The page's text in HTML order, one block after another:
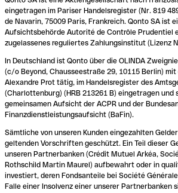
eingetragen im Pariser Handelsregister (Nr. 819
de Navarin, 75009 Paris, Frankreich. Qonto SA ist
Aufsichtsbehörde Autorité de Contrôle Prudentiel
zugelassenes reguliertes Zahlungsinstitut (Lizenz
In Deutschland ist Qonto über die OLINDA
(c/o Beyond, Chausseestraße 29, 10115 Berlin)
Alexandre Prot tätig, im Handelsregister des
(Charlottenburg) (HRB 213261 B) eingetragen
gemeinsamen Aufsicht der ACPR und der
Finanzdienstleistungsaufsicht (BaFin).
Sämtliche von unseren Kunden eingezahlten
geltenden Vorschriften geschützt. Ein Teil dieser
unseren Partnerbanken (Crédit Mutuel Arkéa,
Rothschild Martin Maurel) aufbewahrt oder in
investiert, deren Fondsanteile bei Société
Falle einer Insolvenz einer unserer Partnerbanken